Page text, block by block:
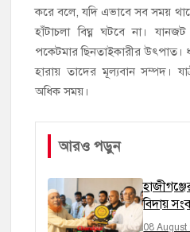
করে বলে, যদি এভাবে সব সময়
হাঁটাচলা বিঘ্ন ঘটবে না।
পকেটমার ছিনতাইকারীর উৎপাত।
হারায় তাদের মূল্যবান সম্পদ।
অধিক সময়।
আরও পড়ুন
বিদায়
08 August